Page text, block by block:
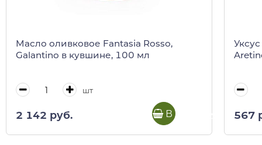
Масло оливковое Fantasia Rosso,
Galantino в кувшине, 100 мл
шт
2 142 руб. В корзину 567